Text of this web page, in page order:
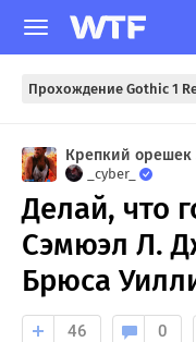
Прохождение Gothic 1
Крепкий орешек
_cyber_
Делай, что
Сэмюэл Л.
Брюса
46 0